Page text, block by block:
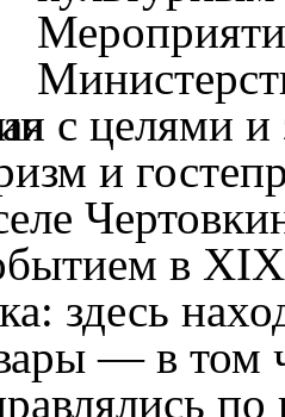
с целями
и
в XIX
здесь
— в том